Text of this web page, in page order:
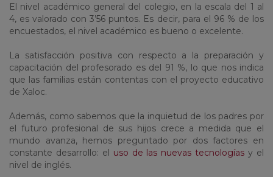
El nivel académico general del colegio, en la escala del 1 al
4, es valorado con 3’56 puntos. Es decir, para el 96 % de los
encuestados, el nivel académico es bueno o excelente.
La satisfacción positiva con respecto a la preparación y
capacitación del profesorado es del 91 %, lo que nos indica
que las familias están contentas con el proyecto educativo
de Xaloc.
Además, como sabemos que la inquietud de los padres por
el futuro profesional de sus hijos crece a medida que el
mundo avanza, hemos preguntado por dos factores en
constante desarrollo: el uso de las nuevas tecnologías y el
nivel de inglés.